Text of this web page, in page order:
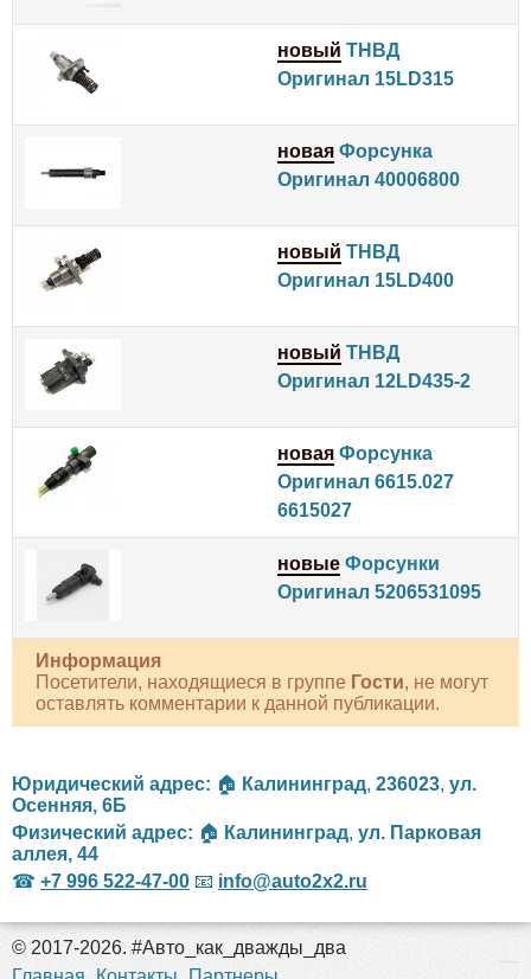
новый ТНВД
Оригинал 15LD315
новая Форсунка
Оригинал 40006800
новый ТНВД
Оригинал 15LD400
новый ТНВД
Оригинал 12LD435-2
новая Форсунка
Оригинал 6615.027
6615027
новые Форсунки
Оригинал 5206531095
Информация
Посетители, находящиеся в группе Гости, не могут
оставлять комментарии к данной публикации.
Юридический адрес: 🏠 Калининград, 236023, ул.
Осенняя, 6Б
Физический адрес: 🏠 Калининград, ул. Парковая
аллея, 44
☎ +7 996 522-47-00 📧 info@auto2x2.ru
© 2017-2026. #Авто_как_дважды_два